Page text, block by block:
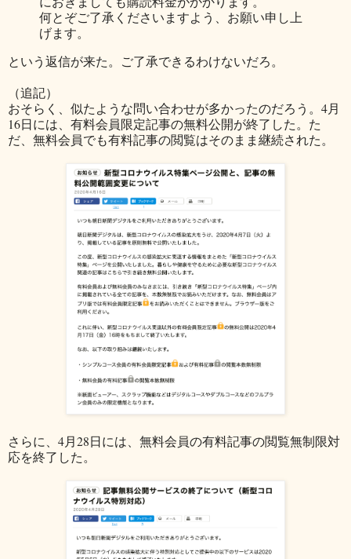
何とぞご了承くださいますよう、お願い申し上
げます。
という返信が来た。ご了承できるわけないだろ。
（追記）
おそらく、似たような問い合わせが多かったのだろう。4月
16日には、有料会員限定記事の無料公開が終了した。た
だ、無料会員でも有料記事の閲覧はそのまま継続された。
さらに、4月28日には、無料会員の有料記事の閲覧無制限対
応を終了した。